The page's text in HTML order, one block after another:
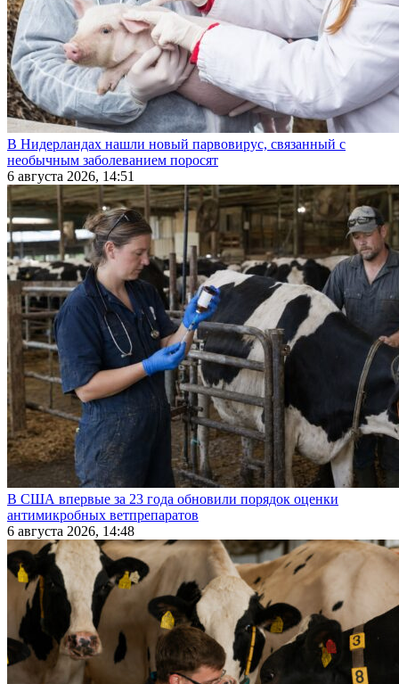
В Нидерландах нашли новый парвовирус, связанный с
необычным заболеванием поросят
6 августа 2026, 14:51
В США впервые за 23 года обновили порядок оценки
антимикробных ветпрепаратов
6 августа 2026, 14:48